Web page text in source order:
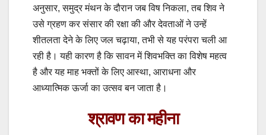
अनुसार, समुद्र मंथन के दौरान जब विष निकला, तब शिव ने
उसे ग्रहण कर संसार की रक्षा की और देवताओं ने उन्हें
शीतलता देने के लिए जल चढ़ाया, तभी से यह परंपरा चली आ
रही है। यही कारण है कि सावन में शिवभक्ति का विशेष महत्व
है और यह माह भक्तों के लिए आस्था, आराधना और
आध्यात्मिक ऊर्जा का उत्सव बन जाता है।
श्रावण का महीना